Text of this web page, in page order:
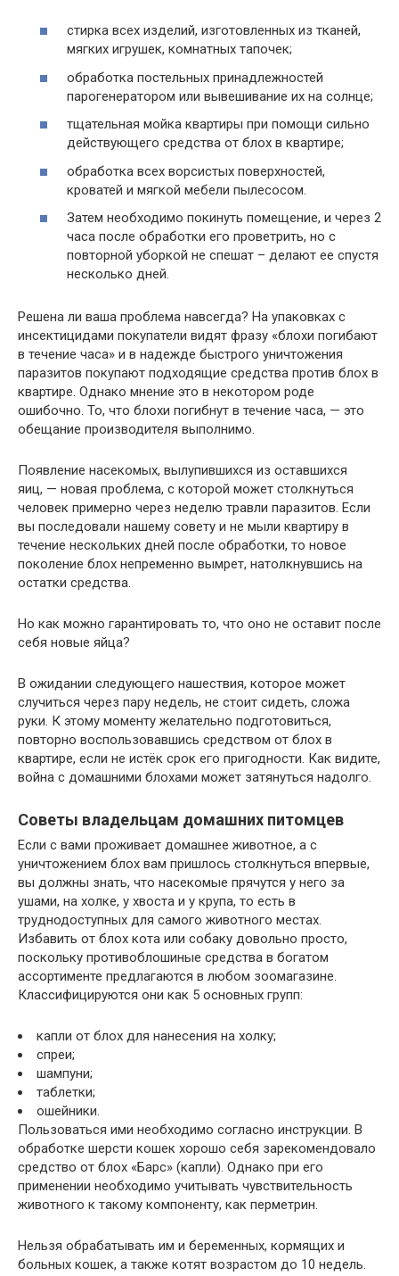
стирка всех изделий, изготовленных из тканей,
мягких игрушек, комнатных тапочек;
обработка постельных принадлежностей
парогенератором или вывешивание их на солнце;
тщательная мойка квартиры при помощи сильно
действующего средства от блох в квартире;
обработка всех ворсистых поверхностей,
кроватей и мягкой мебели пылесосом.
Затем необходимо покинуть помещение, и через 2
часа после обработки его проветрить, но с
повторной уборкой не спешат – делают ее спустя
несколько дней.
Решена ли ваша проблема навсегда? На упаковках с
инсектицидами покупатели видят фразу «блохи погибают
в течение часа» и в надежде быстрого уничтожения
паразитов покупают подходящие средства против блох в
квартире. Однако мнение это в некотором роде
ошибочно. То, что блохи погибнут в течение часа, — это
обещание производителя выполнимо.
Появление насекомых, вылупившихся из оставшихся
яиц, — новая проблема, с которой может столкнуться
человек примерно через неделю травли паразитов. Если
вы последовали нашему совету и не мыли квартиру в
течение нескольких дней после обработки, то новое
поколение блох непременно вымрет, натолкнувшись на
остатки средства.
Но как можно гарантировать то, что оно не оставит после
себя новые яйца?
В ожидании следующего нашествия, которое может
случиться через пару недель, не стоит сидеть, сложа
руки. К этому моменту желательно подготовиться,
повторно воспользовавшись средством от блох в
квартире, если не истёк срок его пригодности. Как видите,
война с домашними блохами может затянуться надолго.
Советы владельцам домашних питомцев
Если с вами проживает домашнее животное, а с
уничтожением блох вам пришлось столкнуться впервые,
вы должны знать, что насекомые прячутся у него за
ушами, на холке, у хвоста и у крупа, то есть в
труднодоступных для самого животного местах.
Избавить от блох кота или собаку довольно просто,
поскольку противоблошиные средства в богатом
ассортименте предлагаются в любом зоомагазине.
Классифицируются они как 5 основных групп:
капли от блох для нанесения на холку;
спреи;
шампуни;
таблетки;
ошейники.
Пользоваться ими необходимо согласно инструкции. В
обработке шерсти кошек хорошо себя зарекомендовало
средство от блох «Барс» (капли). Однако при его
применении необходимо учитывать чувствительность
животного к такому компоненту, как перметрин.
Нельзя обрабатывать им и беременных, кормящих и
больных кошек, а также котят возрастом до 10 недель.